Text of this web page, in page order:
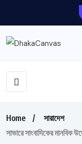
Home
সারাদেশ
সাভারে সাংবাদিকের